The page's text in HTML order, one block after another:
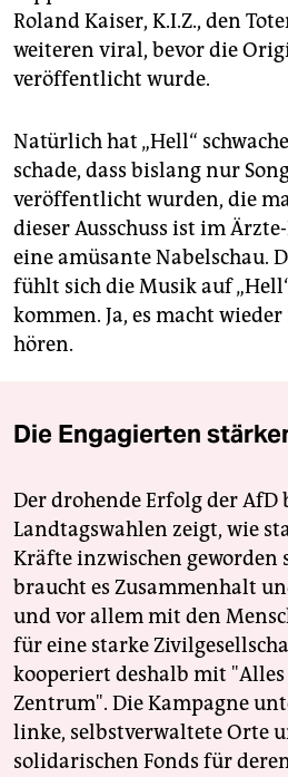
Roland Kaiser, K.I.Z., den
weiteren viral, bevor die
veröffentlicht wurde.
Natürlich hat „Hell“
schade, dass bislang nur
veröffentlicht wurden, die
dieser Ausschuss ist im
eine amüsante Nabelschau.
fühlt sich die Musik auf
kommen. Ja, es macht
hören.
Die Engagierten
Der drohende Erfolg der AfD
Landtagswahlen zeigt, wie
Kräfte inzwischen geworden
braucht es Zusammenhalt
und vor allem mit den
für eine starke
kooperiert deshalb mit
Zentrum". Die Kampagne
linke, selbstverwaltete Orte
solidarischen Fonds für